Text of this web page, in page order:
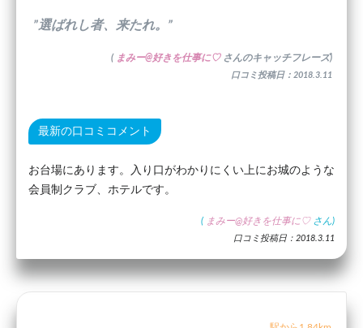
”選ばれし者、来たれ。”
( まみー@好きを仕事に♡ さんのキャッチフレーズ)
口コミ投稿日：2018.3.11
最新の口コミコメント
お台場にあります。入り口がわかりにくい上にお城のような
会員制クラブ、ホテルです。
( まみー@好きを仕事に♡ さん)
口コミ投稿日：2018.3.11